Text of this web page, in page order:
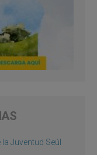
Juventud Seúl